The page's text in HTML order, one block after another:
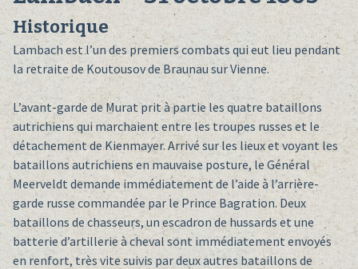
Historique
Lambach est l’un des premiers combats qui eut lieu pendant
la retraite de Koutousov de Braunau sur Vienne.
L’avant-garde de Murat prit à partie les quatre bataillons
autrichiens qui marchaient entre les troupes russes et le
détachement de Kienmayer. Arrivé sur les lieux et voyant les
bataillons autrichiens en mauvaise posture, le Général
Meerveldt demande immédiatement de l’aide à l’arrière-
garde russe commandée par le Prince Bagration. Deux
bataillons de chasseurs, un escadron de hussards et une
batterie d’artillerie à cheval sont immédiatement envoyés
en renfort, très vite suivis par deux autres bataillons de